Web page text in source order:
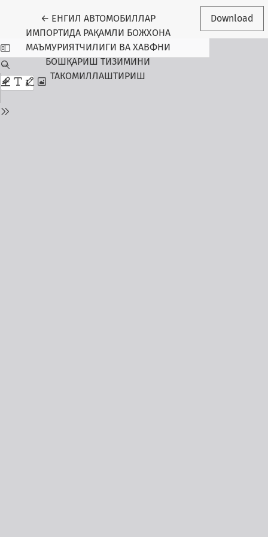
← Return to Article Details
ЕНГИЛ АВТОМОБИЛЛАР
ИМПОРТИДА РАҚАМЛИ БОЖХОНА
МАЪМУРИЯТЧИЛИГИ ВА ХАВФНИ
БОШҚАРИШ ТИЗИМИНИ
ТАКОМИЛЛАШТИРИШ
Download